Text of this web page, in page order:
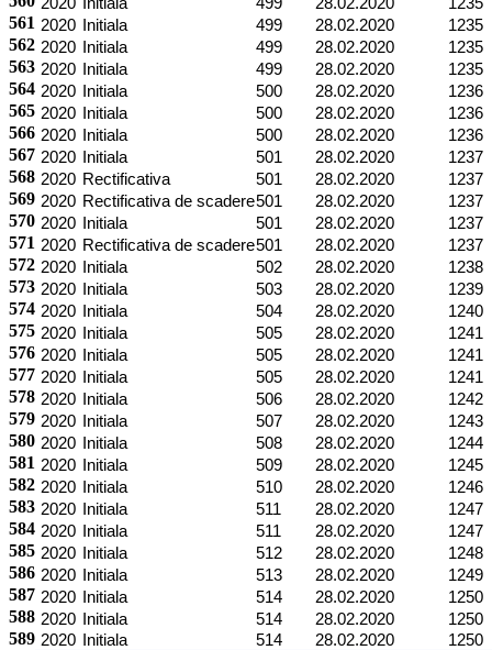
561 2020 Initiala 499 28.02.2020 1235
562 2020 Initiala 499 28.02.2020 1235
563 2020 Initiala 499 28.02.2020 1235
564 2020 Initiala 500 28.02.2020 1236
565 2020 Initiala 500 28.02.2020 1236
566 2020 Initiala 500 28.02.2020 1236
567 2020 Initiala 501 28.02.2020 1237
568 2020 Rectificativa 501 28.02.2020 1237
569 2020 Rectificativa de scadere501 28.02.2020 1237
570 2020 Initiala 501 28.02.2020 1237
571 2020 Rectificativa de scadere501 28.02.2020 1237
572 2020 Initiala 502 28.02.2020 1238
573 2020 Initiala 503 28.02.2020 1239
574 2020 Initiala 504 28.02.2020 1240
575 2020 Initiala 505 28.02.2020 1241
576 2020 Initiala 505 28.02.2020 1241
577 2020 Initiala 505 28.02.2020 1241
578 2020 Initiala 506 28.02.2020 1242
579 2020 Initiala 507 28.02.2020 1243
580 2020 Initiala 508 28.02.2020 1244
581 2020 Initiala 509 28.02.2020 1245
582 2020 Initiala 510 28.02.2020 1246
583 2020 Initiala 511 28.02.2020 1247
584 2020 Initiala 511 28.02.2020 1247
585 2020 Initiala 512 28.02.2020 1248
586 2020 Initiala 513 28.02.2020 1249
587 2020 Initiala 514 28.02.2020 1250
588 2020 Initiala 514 28.02.2020 1250
589 2020 Initiala 514 28.02.2020 1250